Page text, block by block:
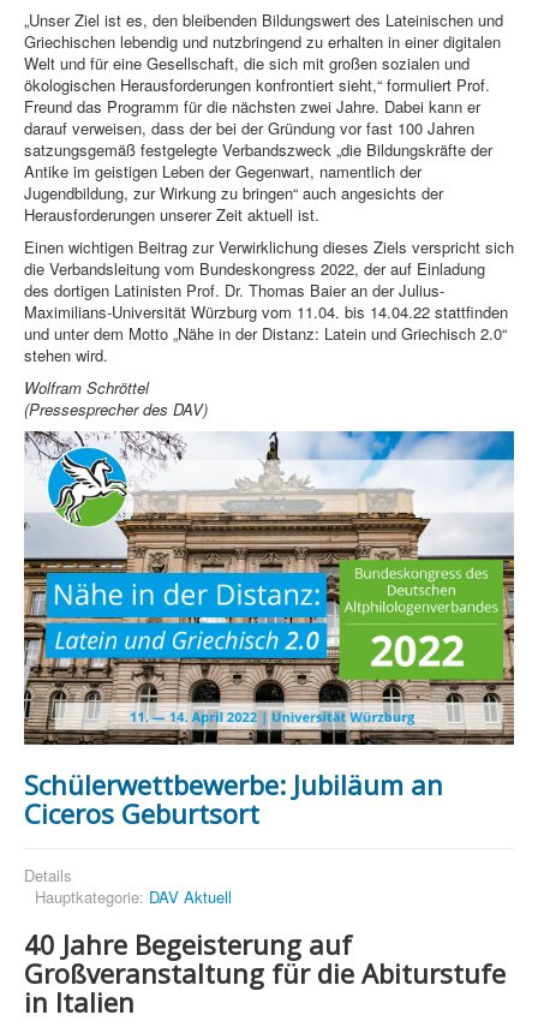
„Unser Ziel ist es, den bleibenden Bildungswert des Lateinischen und
Griechischen lebendig und nutzbringend zu erhalten in einer digitalen
Welt und für eine Gesellschaft, die sich mit großen sozialen und
ökologischen Herausforderungen konfrontiert sieht,“ formuliert Prof.
Freund das Programm für die nächsten zwei Jahre. Dabei kann er
darauf verweisen, dass der bei der Gründung vor fast 100 Jahren
satzungsgemäß festgelegte Verbandszweck „die Bildungskräfte der
Antike im geistigen Leben der Gegenwart, namentlich der
Jugendbildung, zur Wirkung zu bringen“ auch angesichts der
Herausforderungen unserer Zeit aktuell ist.
Einen wichtigen Beitrag zur Verwirklichung dieses Ziels verspricht sich
die Verbandsleitung vom Bundeskongress 2022, der auf Einladung
des dortigen Latinisten Prof. Dr. Thomas Baier an der Julius-
Maximilians-Universität Würzburg vom 11.04. bis 14.04.22 stattfinden
und unter dem Motto „Nähe in der Distanz: Latein und Griechisch 2.0“
stehen wird.
Wolfram Schröttel
(Pressesprecher des DAV)
Schülerwettbewerbe: Jubiläum an
Ciceros Geburtsort
Details
Hauptkategorie: DAV Aktuell
40 Jahre Begeisterung auf
Großveranstaltung für die Abiturstufe
in Italien